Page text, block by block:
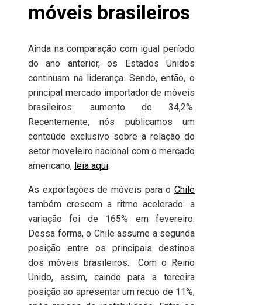
móveis brasileiros
Ainda na comparação com igual período
do ano anterior, os Estados Unidos
continuam na liderança. Sendo, então, o
principal mercado importador de móveis
brasileiros: aumento de 34,2%.
Recentemente, nós publicamos um
conteúdo exclusivo sobre a relação do
setor moveleiro nacional com o mercado
americano, leia aqui.
As exportações de móveis para oChile
também crescem a ritmo acelerado: a
variação foi de 165% em fevereiro.
Dessa forma, o Chile assume a segunda
posição entre os principais destinos
dos móveis brasileiros. Com o Reino
Unido, assim, caindo para a terceira
posição ao apresentar um recuo de 11%,